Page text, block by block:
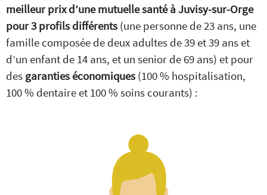
meilleur prix d’une mutuelle santé à Juvisy-sur-Orge
pour 3 profils différents (une personne de 23 ans, une
famille composée de deux adultes de 39 et 39 ans et
d’un enfant de 14 ans, et un senior de 69 ans) et pour
des garanties économiques (100 % hospitalisation,
100 % dentaire et 100 % soins courants) :